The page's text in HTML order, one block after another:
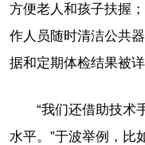
方便老人和孩子扶握
作人员随时清洁公共
据和定期体检结果被
“我们还借助技术
水平。”于波举例，比